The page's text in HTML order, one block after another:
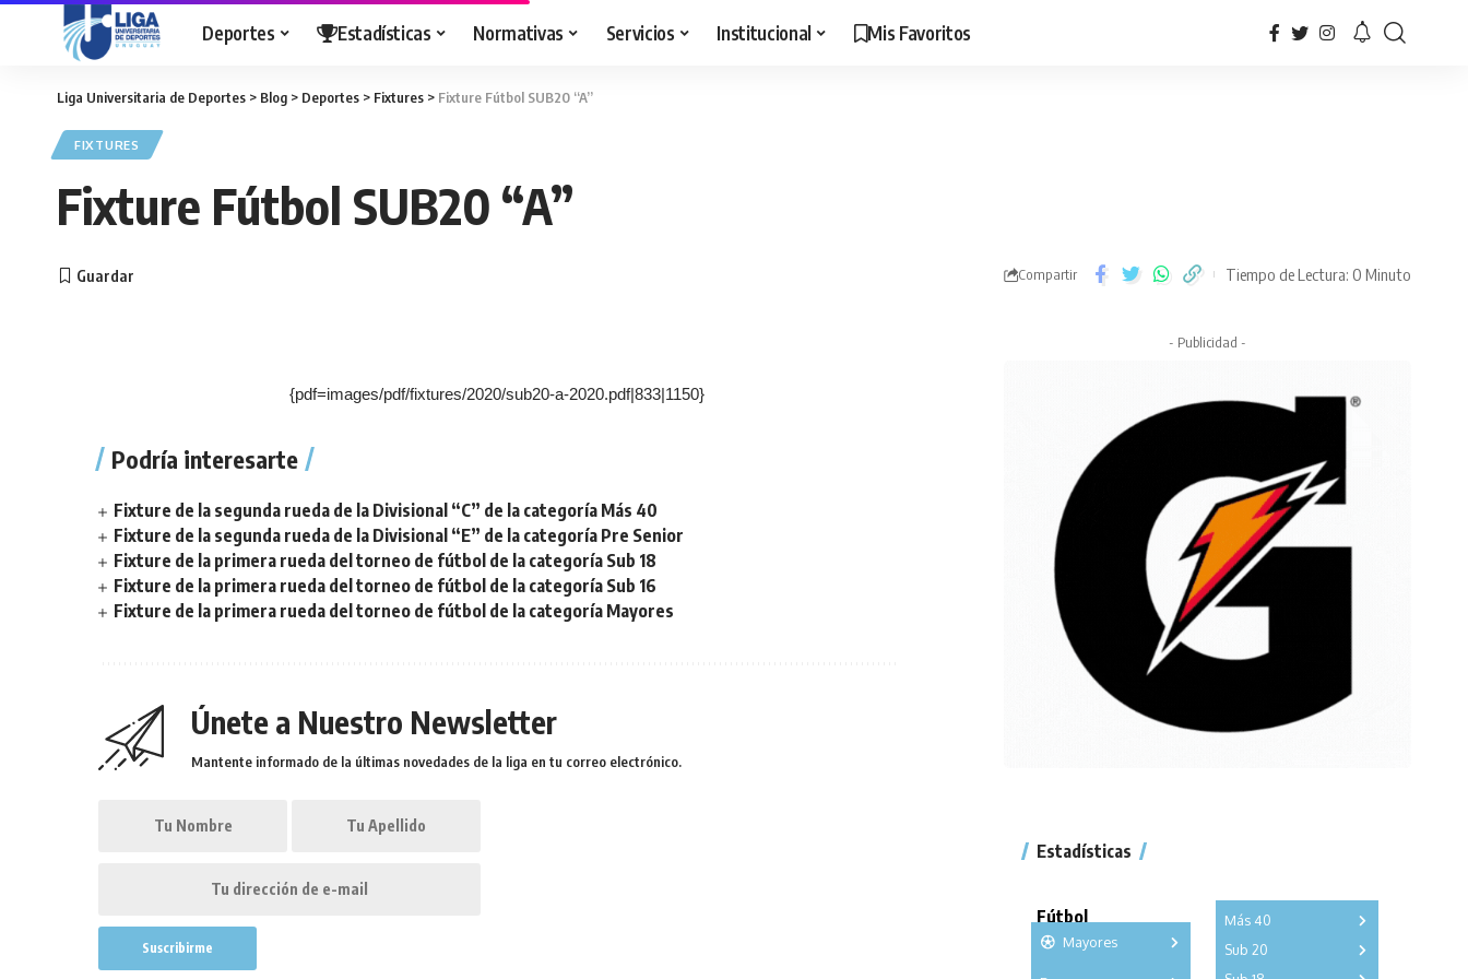
Deportes Estadísticas Normativas Servicios Institucional Mis Favoritos
Liga Universitaria de Deportes > Blog > Deportes > Fixtures > Fixture Fútbol SUB20 “A”
FIXTURES
Fixture Fútbol SUB20 “A”
Compartir Tiempo de Lectura: 0 Minuto
{pdf=images/pdf/fixtures/2020/sub20-a-2020.pdf|833|1150}
Podría interesarte
Fixture de la segunda rueda de la Divisional “C” de la categoría Más 40
Fixture de la segunda rueda de la Divisional “E” de la categoría Pre Senior
Fixture de la primera rueda del torneo de fútbol de la categoría Sub 18
Fixture de la primera rueda del torneo de fútbol de la categoría Sub 16
Fixture de la primera rueda del torneo de fútbol de la categoría Mayores
Únete a Nuestro Newsletter
Mantente informado de la últimas novedades de la liga en tu correo electrónico.
- Publicidad -
Estadísticas
Fútbol
Mayores
Más 40
Sub 20